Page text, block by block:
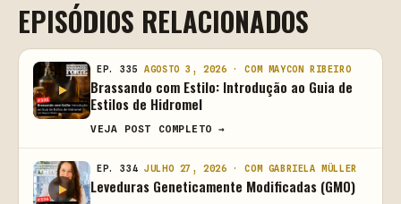
EPISÓDIOS RELACIONADOS
EP. 335 AGOSTO 3, 2026 · COM MAYCON RIBEIRO
Brassando com Estilo: Introdução ao Guia de
Estilos de Hidromel
VEJA POST COMPLETO →
EP. 334 JULHO 27, 2026 · COM GABRIELA MÜLLER
Leveduras Geneticamente Modificadas (GMO)